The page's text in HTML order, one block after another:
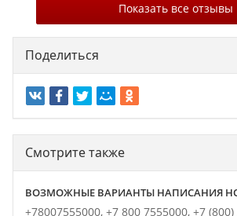
Показать все отзывы
Поделиться
Смотрите также
ВОЗМОЖНЫЕ ВАРИАНТЫ НАПИСАНИЯ
+78007555000, +7 800 7555000, +7